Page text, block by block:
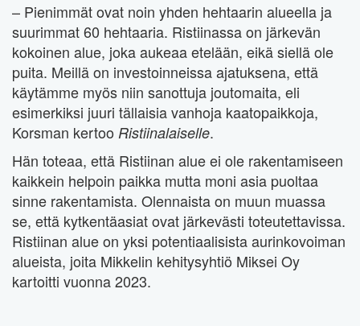
– Pienimmät ovat noin yhden hehtaarin alueella ja
suurimmat 60 hehtaaria. Ristiinassa on järkevän
kokoinen alue, joka aukeaa etelään, eikä siellä ole
puita. Meillä on investoinneissa ajatuksena, että
käytämme myös niin sanottuja joutomaita, eli
esimerkiksi juuri tällaisia vanhoja kaatopaikkoja,
Korsman kertoo Ristiinalaiselle.
Hän toteaa, että Ristiinan alue ei ole rakentamiseen
kaikkein helpoin paikka mutta moni asia puoltaa
sinne rakentamista. Olennaista on muun muassa
se, että kytkentäasiat ovat järkevästi toteutettavissa.
Ristiinan alue on yksi potentiaalisista aurinkovoiman
alueista, joita Mikkelin kehitysyhtiö Miksei Oy
kartoitti vuonna 2023.